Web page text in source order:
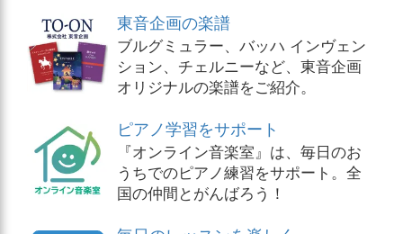
東音企画の楽譜
ブルグミュラー、バッハ インヴェン
ション、チェルニーなど、東音企画
オリジナルの楽譜をご紹介。
ピアノ学習をサポート
『オンライン音楽室』は、毎日のお
うちでのピアノ練習をサポート。全
国の仲間とがんばろう！